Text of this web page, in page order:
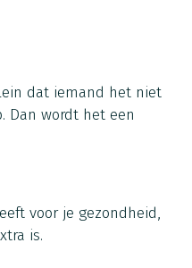
dat iemand het niet
Dan wordt het een
voor je gezondheid,
is.